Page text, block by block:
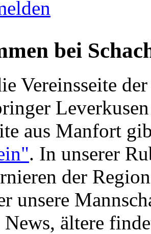
bei
Vereinsseite
aus Manfort
. In unserer
der
unsere
News, ältere